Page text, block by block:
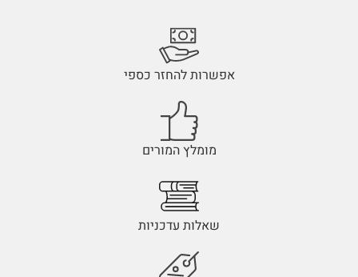
אפשרות להחזר כספי
מומלץ המורים
שאלות עדכניות